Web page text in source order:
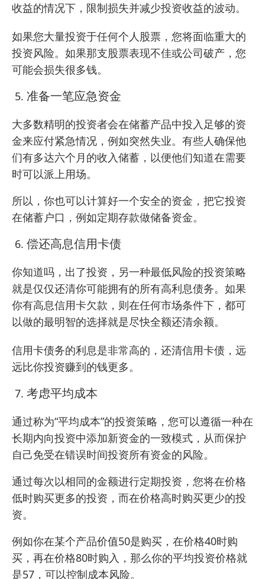
收益的情况下，限制损失并减少投资收益的波动。
如果您大量投资于任何个人股票，您将面临重大的
投资风险。如果那支股票表现不佳或公司破产，您
可能会损失很多钱。
准备一笔应急资金
大多数精明的投资者会在储蓄产品中投入足够的资
金来应付紧急情况，例如突然失业。有些人确保他
们有多达六个月的收入储蓄，以便他们知道在需要
时可以派上用场。
所以，你也可以计算好一个安全的资金，把它投资
在储蓄户口，例如定期存款做储备资金。
偿还高息信用卡债
你知道吗，出了投资，另一种最低风险的投资策略
就是仅仅还清你可能拥有的所有高利息债务。如果
你有高息信用卡欠款，则在任何市场条件下，都可
以做的最明智的选择就是尽快全额还清余额。
信用卡债务的利息是非常高的，还清信用卡债，远
远比你投资赚到的钱更多。
考虑平均成本
通过称为“平均成本”的投资策略，您可以遵循一种在
长期内向投资中添加新资金的一致模式，从而保护
自己免受在错误时间投资所有资金的风险。
通过每次以相同的金额进行定期投资，您将在价格
低时购买更多的投资，而在价格高时购买更少的投
资。
例如你在某个产品价值50是购买，在价格40时购
买，再在价格80时购入，那么你的平均投资价格就
是57，可以控制成本风险。